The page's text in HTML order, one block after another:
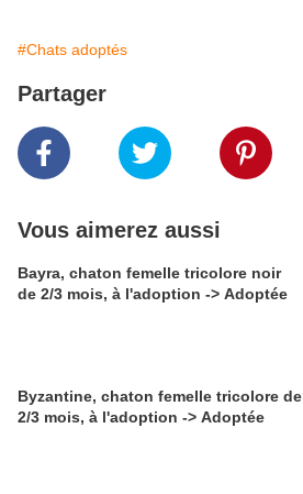
#Chats adoptés
Partager
Vous aimerez aussi
Bayra, chaton femelle tricolore noir
de 2/3 mois, à l'adoption -> Adoptée
Byzantine, chaton femelle tricolore de
2/3 mois, à l'adoption -> Adoptée